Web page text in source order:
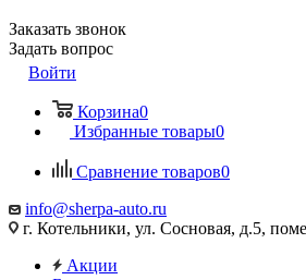
Заказать звонок
Задать вопрос
Войти
Корзина0
Избранные товары0
Сравнение товаров0
info@sherpa-auto.ru
г. Котельники, ул. Сосновая, д.5,
Акции